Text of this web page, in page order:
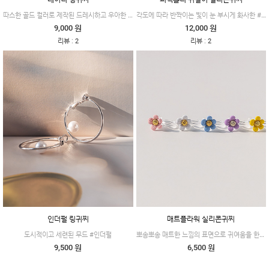
따스한 골드 컬러로 제작된 드레시하고 우아한 무드 #레이니
9,000 원
리뷰: 2
각도에 따라 반짝이는 빛이 눈 부시게 화사한 #퍼펙틀리
12,000 원
리뷰 :2
인더펄 링귀찌
도시적이고 세련된 무드 #인더펄
9,500 원
매트플라워 실리콘귀찌
뽀송뽀송 매트한 느낌의 표면으로 귀여움을 한층 더 살린 #매트플라워
6,500 원